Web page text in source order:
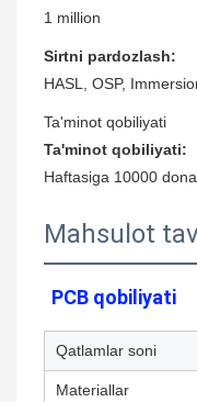
1 million
Sirtni pardozlash:
HASL, OSP,
Ta'minot qobiliyati
Ta'minot qobiliyati:
Haftasiga 10000
Mahsulot
PCB qobiliyati
Qatlamlar soni
Materiallar